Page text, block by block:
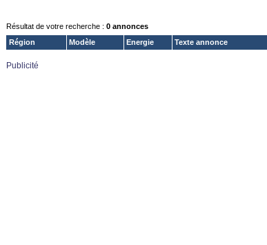
Résultat de votre recherche : 0 annonces
Région
Modèle Energie Texte annonce
Publicité